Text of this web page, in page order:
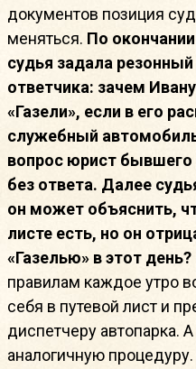
документов позиция
меняться. По
судья задала
ответчика: зачем
«Газели», если в его
служебный
вопрос юрист бывшего
без ответа. Далее
он может объяснить,
листе есть, но он
«Газелью» в этот день?
правилам каждое утро
себя в путевой лист и
диспетчеру автопарка.
аналогичную